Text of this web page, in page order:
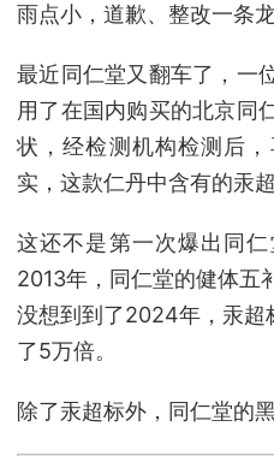
雨点小，道歉、整改一条
最近同仁堂又翻车了，一
用了在国内购买的北京同
状，经检测机构检测后
实，这款仁丹中含有的汞
这还不是第一次爆出同
2013年，同仁堂的健体五
没想到到了2024年，汞超
了5万倍。
除了汞超标外，同仁堂的